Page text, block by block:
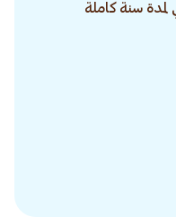
سنة كاملة